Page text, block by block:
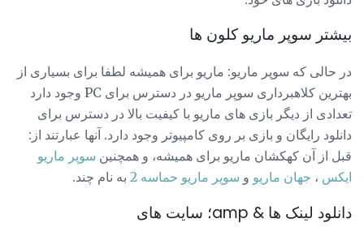
بیشتر سوپر ماریو کلون ها
در حالی که سوپر ماریو: ماریو برای همیشه لطفا برای بسیاری از
بهترین کلاهبرداری سوپر ماریو در دسترس برای PC وجود دارد
تعدادی از دیگر بازی های ماریو با کیفیت بالا در دسترس برای
دانلود رایگان و بازی بر روی کامپیوتر وجود دارد. آنها عبارتند از:
قبل از آن کهکشان ماریو برای همیشه، و همچنین سوپر ماریو
ایکس ، جهان ماریو و سوپر ماریو حماسه 2 به نام چند.
دانلود لینک ها & amp؛ سایت های